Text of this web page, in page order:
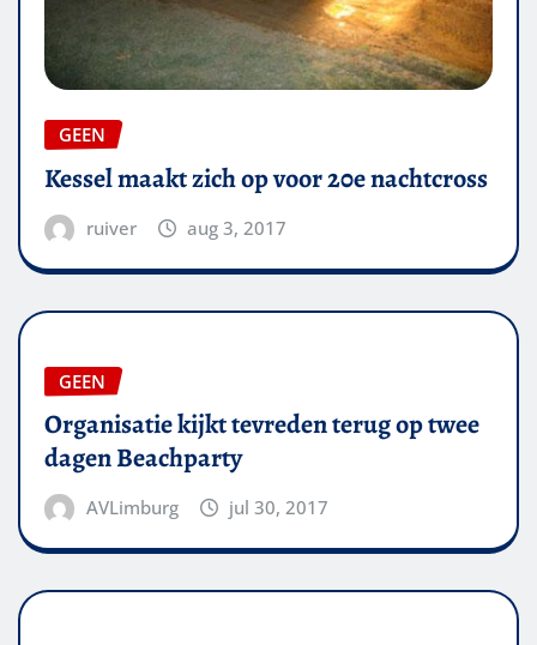
GEEN
Kessel maakt zich op voor 20e nachtcross
ruiver aug 3, 2017
GEEN
Organisatie kijkt tevreden terug op twee
dagen Beachparty
AVLimburg jul 30, 2017